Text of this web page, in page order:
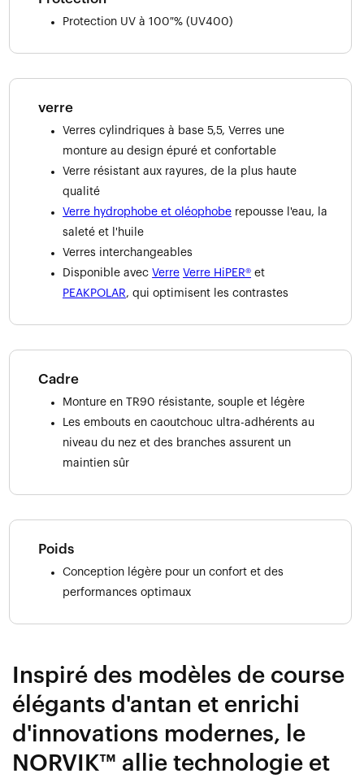
Protection UV à 100 % (UV400)
verre
Verres cylindriques à base 5,5, Verres une
monture au design épuré et confortable
Verre résistant aux rayures, de la plus haute
qualité
Verre hydrophobe et oléophobe repousse l'eau, la
saleté et l'huile
Verres interchangeables
Disponible avec Verre Verre HiPER® et
PEAKPOLAR, qui optimisent les contrastes
Cadre
Monture en TR90 résistante, souple et légère
Les embouts en caoutchouc ultra-adhérents au
niveau du nez et des branches assurent un
maintien sûr
Poids
Conception légère pour un confort et des
performances optimaux
Inspiré des modèles de course
élégants d'antan et enrichi
d'innovations modernes, le
NORVIK™ allie technologie et